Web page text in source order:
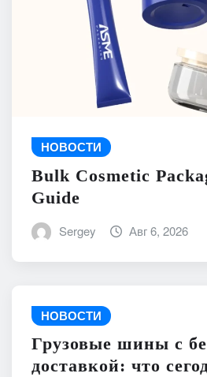
НОВОСТИ
Bulk Cosmetic
Guide
Sergey Авг 6, 2026
НОВОСТИ
Грузовые шины с
доставкой: что